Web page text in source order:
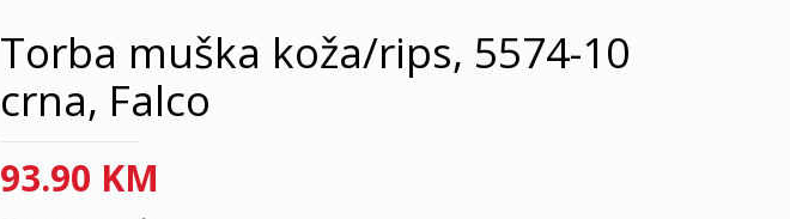
Torba muška koža/rips, 5574-10
crna, Falco
93.90 KM